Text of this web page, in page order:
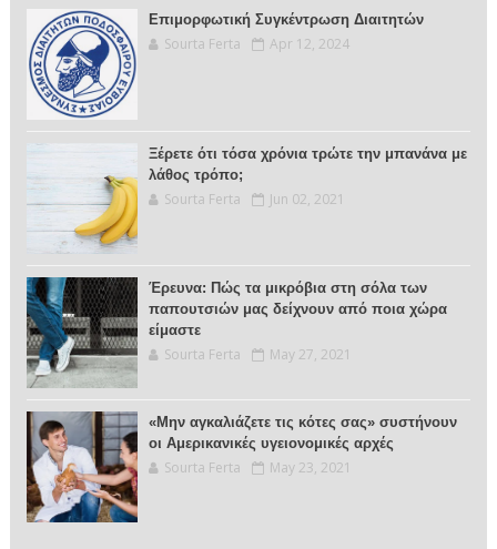
Επιμορφωτική Συγκέντρωση Διαιτητών
Sourta Ferta Apr 12, 2024
Ξέρετε ότι τόσα χρόνια τρώτε την μπανάνα με
λάθος τρόπο;
Sourta Ferta Jun 02, 2021
Έρευνα: Πώς τα μικρόβια στη σόλα των
παπουτσιών μας δείχνουν από ποια χώρα
είμαστε
Sourta Ferta May 27, 2021
«Μην αγκαλιάζετε τις κότες σας» συστήνουν
οι Αμερικανικές υγειονομικές αρχές
Sourta Ferta May 23, 2021